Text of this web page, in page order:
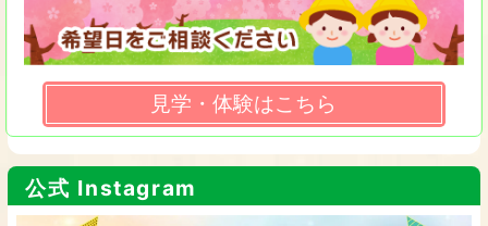
見学・体験はこちら
公式 Instagram